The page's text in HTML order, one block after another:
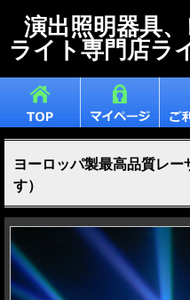
演出照明器具
ライト専門店ラ
ヨーロッパ製最高品質レー
す）